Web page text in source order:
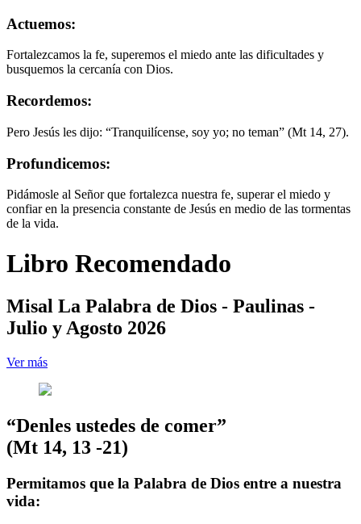
Actuemos:
Fortalezcamos la fe, superemos el miedo ante las dificultades y
busquemos la cercanía con Dios.
Recordemos:
Pero Jesús les dijo: “Tranquilícense, soy yo; no teman” (Mt 14, 27).
Profundicemos:
Pidámosle al Señor que fortalezca nuestra fe, superar el miedo y
confiar en la presencia constante de Jesús en medio de las tormentas
de la vida.
Libro Recomendado
Misal La Palabra de Dios - Paulinas -
Julio y Agosto 2026
Ver más
“Denles ustedes de comer”
(Mt 14, 13 -21)
Permitamos que la Palabra de Dios entre a nuestra
vida: